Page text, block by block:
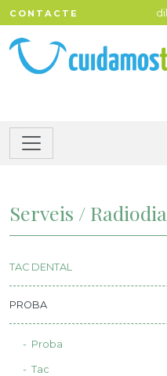
CONTACTE
Serveis /
TAC DENTAL
PROBA
Proba
Tac